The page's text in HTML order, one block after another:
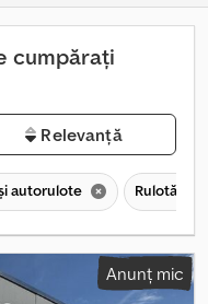
cumpărați
Relevanță
autorulote Rulotă tip
Anunț mic